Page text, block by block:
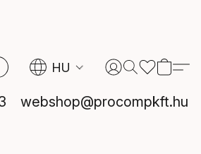
HU
webshop@procompkft.hu